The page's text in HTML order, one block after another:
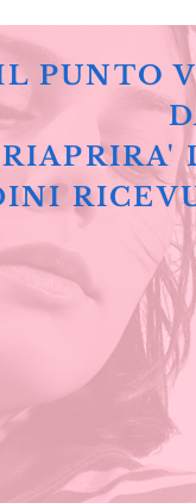
PUNTO
RIAPRIRA'